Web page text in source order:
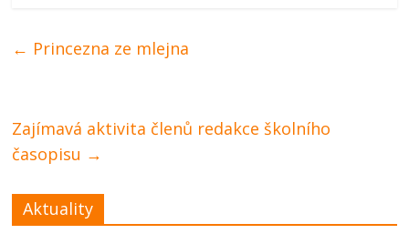
← Princezna ze mlejna
Zajímavá aktivita členů redakce školního
časopisu →
Aktuality